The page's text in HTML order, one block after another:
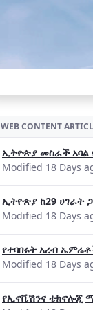
WEB CONTENT
ኢትዮጵያ መስራች አባል
Modified 18 Days
ኢትዮጵያ ከ29 ሀገራት
Modified 18 Days
የተባበሩት አረብ
Modified 18 Days
የኢኖቬሽንና ቴክኖሎጂ